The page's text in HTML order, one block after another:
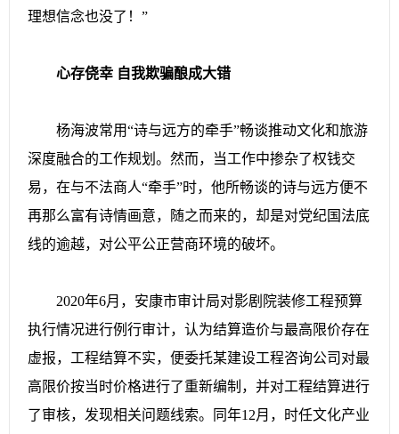
理想信念也没了！”
心存侥幸 自我欺骗酿成大错
杨海波常用“诗与远方的牵手”畅谈推动文化和旅游
深度融合的工作规划。然而，当工作中掺杂了权钱交
易，在与不法商人“牵手”时，他所畅谈的诗与远方便不
再那么富有诗情画意，随之而来的，却是对党纪国法底
线的逾越，对公平公正营商环境的破坏。
2020年6月，安康市审计局对影剧院装修工程预算
执行情况进行例行审计，认为结算造价与最高限价存在
虚报，工程结算不实，便委托某建设工程咨询公司对最
高限价按当时价格进行了重新编制，并对工程结算进行
了审核，发现相关问题线索。同年12月，时任文化产业